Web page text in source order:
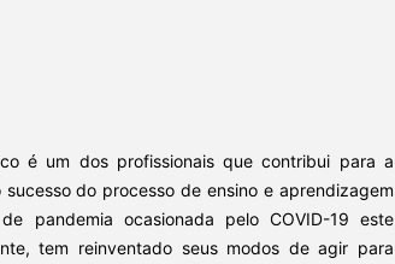
é um dos profissionais que contribui para a
do processo de ensino e aprendizagem
pandemia ocasionada pelo COVID-19 este
tem reinventado seus modos de agir para